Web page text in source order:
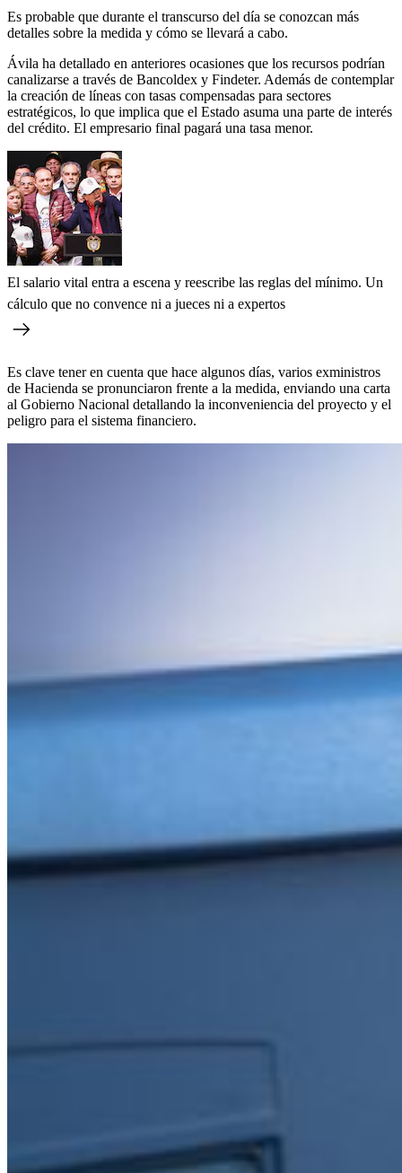
Es probable que durante el transcurso del día se conozcan más
detalles sobre la medida y cómo se llevará a cabo.
Ávila ha detallado en anteriores ocasiones que los recursos podrían
canalizarse a través de Bancoldex y Findeter. Además de contemplar
la creación de líneas con tasas compensadas para sectores
estratégicos, lo que implica que el Estado asuma una parte de interés
del crédito. El empresario final pagará una tasa menor.
El salario vital entra a escena y reescribe las reglas del mínimo. Un
cálculo que no convence ni a jueces ni a expertos
Es clave tener en cuenta que hace algunos días, varios exministros
de Hacienda se pronunciaron frente a la medida, enviando una carta
al Gobierno Nacional detallando la inconveniencia del proyecto y el
peligro para el sistema financiero.